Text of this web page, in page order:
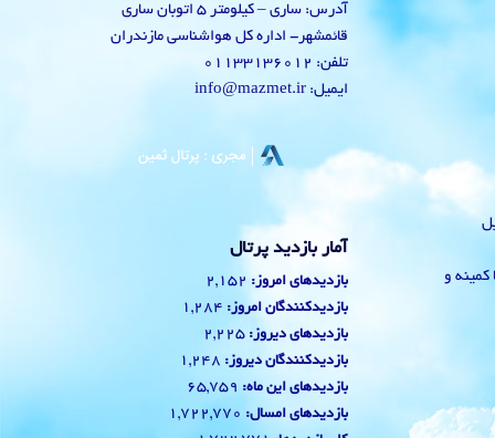
با کمینه و
آدرس: ساری – کیلومتر 5 اتوبان ساری
قائمشهر- اداره کل هواشناسی مازندران
تلفن: 01133136012
ایمیل: info@mazmet.ir
آمار بازدید پرتال
بازدیدهای امروز: 2,152
بازدیدکنندگان امروز: 1,284
بازدیدهای دیروز: 2,225
بازدیدکنندگان دیروز: 1,248
بازدیدهای این ماه: 65,759
بازدیدهای امسال: 1,722,770